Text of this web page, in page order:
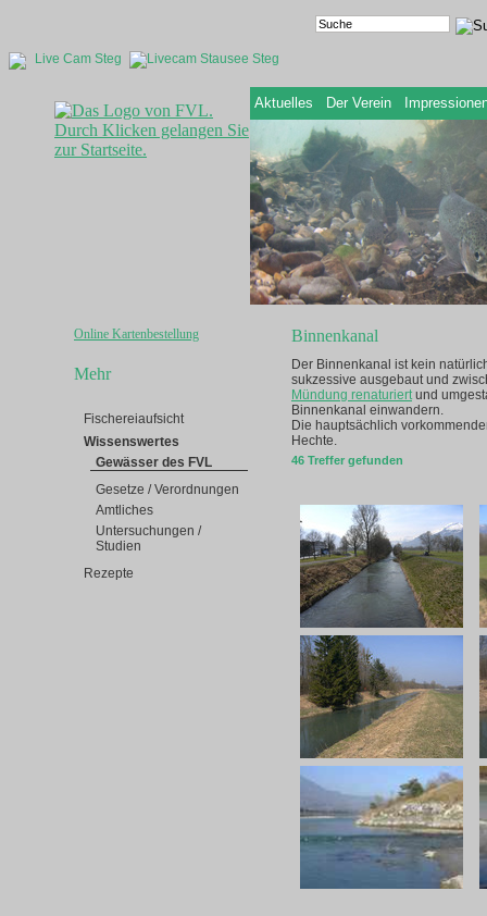
Live Cam Steg
Aktuelles Der Verein
Online Kartenbestellung
Mehr
Fischereiaufsicht
Wissenswertes
Gewässer des FVL
Gesetze / Verordnungen
Amtliches
Untersuchungen /
Studien
Rezepte
Binnenkanal
Der Binnenkanal ist kein
sukzessive ausgebaut und
Mündung renaturiertund
Binnenkanal einwandern.
Die hauptsächlich
Hechte.
46 Treffer gefunden